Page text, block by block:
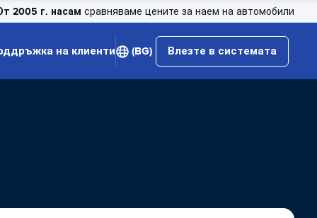
2005 г. насам сравняваме цените за наем на автомобили
на клиенти (BG) Влезте в системата